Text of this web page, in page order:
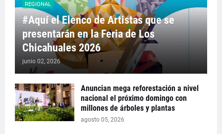
REGIONAL
#Aquí el Elenco de Artistas que se
presentarán en la Feria de Los
Chicahuales 2026
junio 02, 2026
Anuncian mega reforestación a nivel
nacional el próximo domingo con
millones de árboles y plantas
agosto 05, 2026